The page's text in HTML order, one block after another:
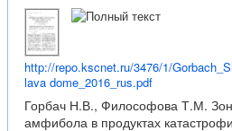
http://repo.kscnet.ru/3476/1/
lava dome_2016_rus.pdf
Горбач Н.В., Философова Т.М.
амфибола в продуктах